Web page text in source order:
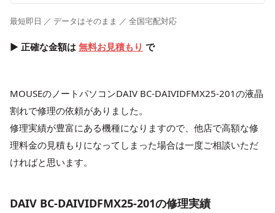
最短即日 ／ データはそのまま ／ 全国宅配対応
▶ 正確な金額は 無料お見積もり で
MOUSEのノートパソコンDAIV BC-DAIVIDFMX25-201の液晶
割れで修理の依頼がありました。
修理実績が豊富にある機種になりますので、他店で高額な修
理料金の見積もりになってしまった場合は一度ご相談いただ
ければと思います。
DAIV BC-DAIVIDFMX25-201の修理実績